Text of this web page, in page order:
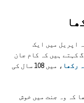
اپریل میں ایک
کہتے ہیں کہ کام جان
رکھا
، میں 108 سال کی
کہ وہ جنت میں خوش